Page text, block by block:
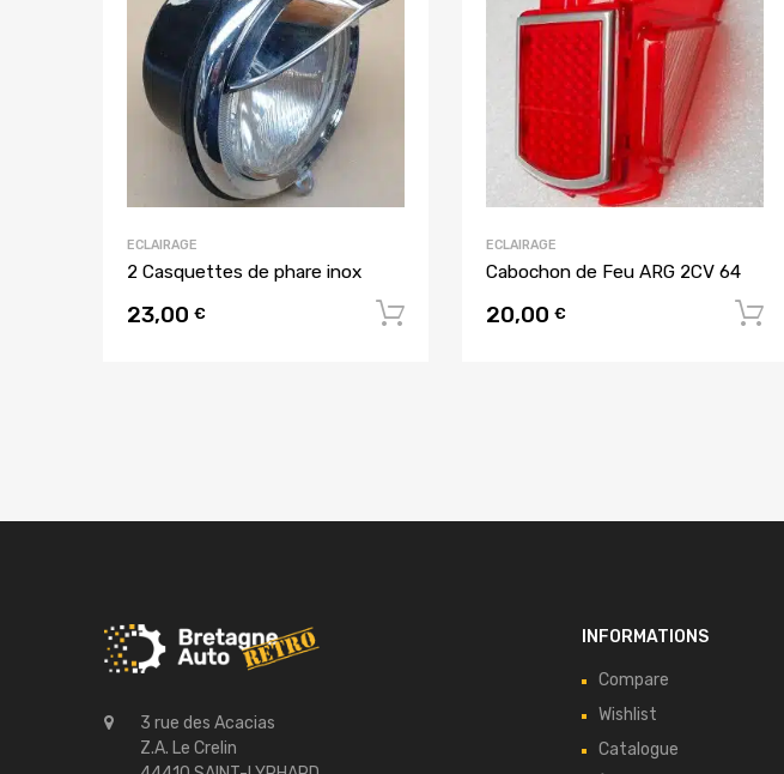
ECLAIRAGE
2 Casquettes de phare inox
23,00 € Ajouter au panier
ECLAIRAGE
Cabochon de Feu ARG 2CV 64
20,00 €
3 rue des Acacias
Z.A. Le Crelin
INFORMATIONS
Compare
Wishlist
Catalogue